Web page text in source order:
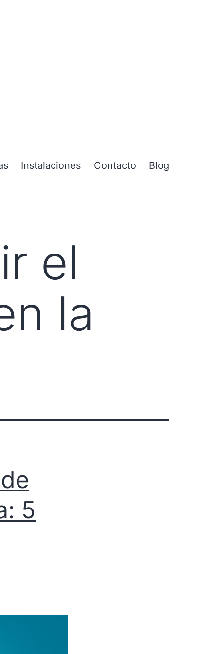
Instalaciones Contacto Blog
el
la
5